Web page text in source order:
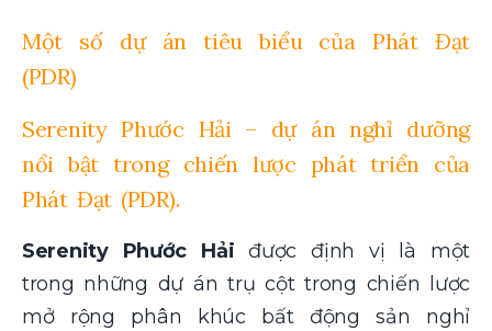
Một số dự án tiêu biểu của Phát Đạt
(PDR)
Serenity Phước Hải – dự án nghỉ dưỡng
nổi bật trong chiến lược phát triển của
Phát Đạt (PDR).
Serenity Phước Hải được định vị là một
trong những dự án trụ cột trong chiến lược
mở rộng phân khúc bất động sản nghỉ